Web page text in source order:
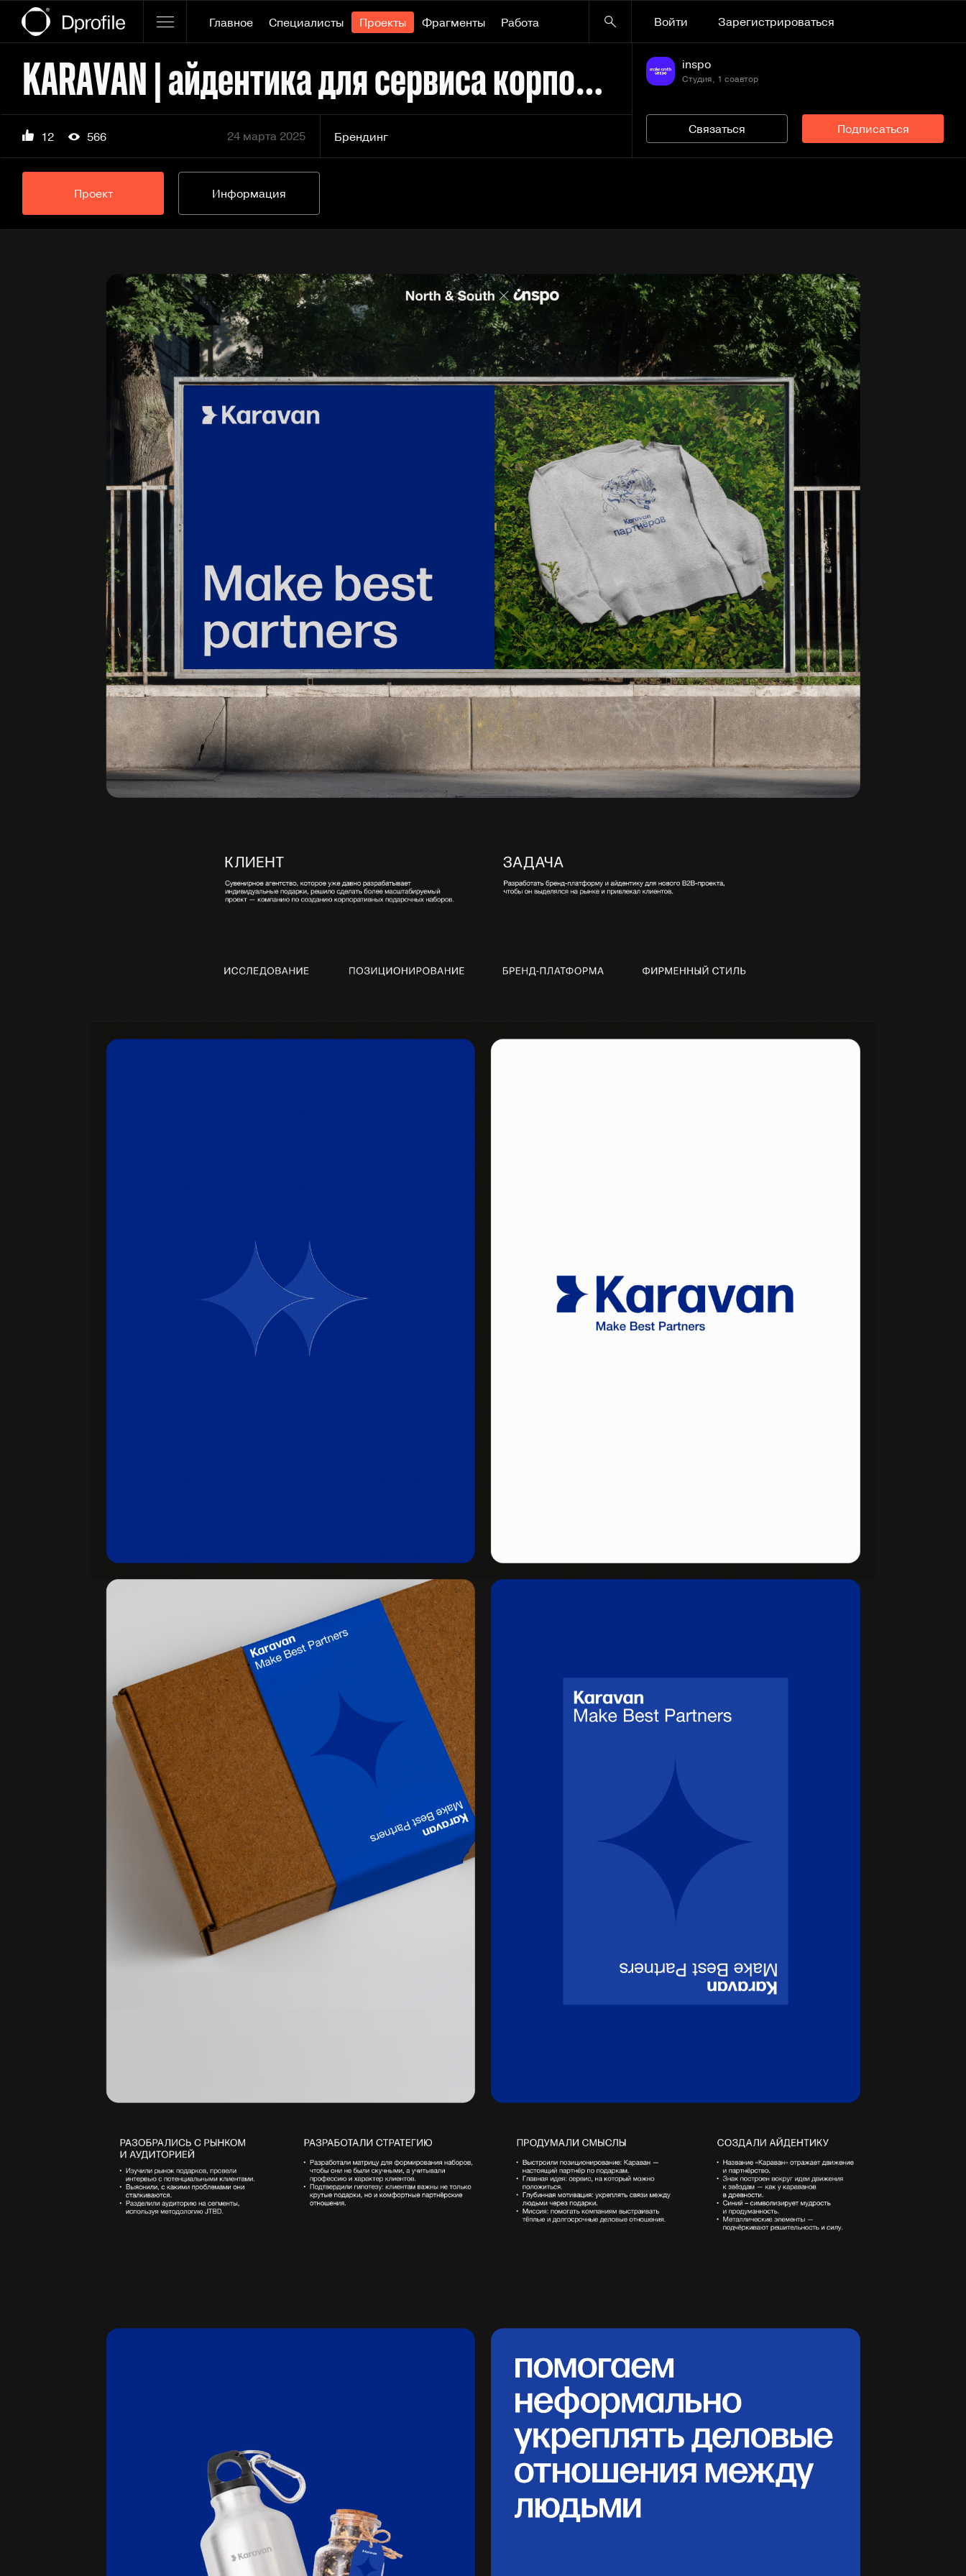
Главное Специалисты Проекты Фрагменты Работа Войти Зарегистрироваться
KARAVAN | айдентика для сервиса корпоративных подарков
12 566 24 марта 2025 Брендинг
inspo
Студия, 1 соавтор
Связаться Подписаться
Проект Информация